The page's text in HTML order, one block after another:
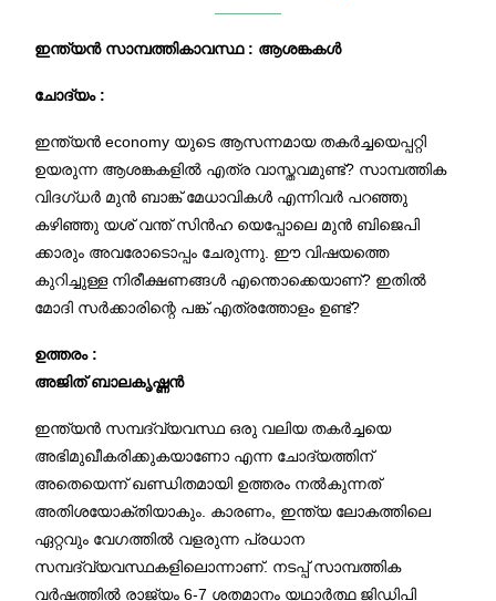
ഇന്ത്യന്‍ സാമ്പത്തികാവസ്ഥ : ആശങ്കകള്‍
ചോദ്യം :
ഇന്ത്യൻ economy യുടെ ആസന്നമായ തകർച്ചയെപ്പറ്റി
ഉയരുന്ന ആശങ്കകളിൽ എത്ര വാസ്തവമുണ്ട്? സാമ്പത്തിക
വിദഗ്ധർ മുൻ ബാങ്ക് മേധാവികൾ എന്നിവർ പറഞ്ഞു
കഴിഞ്ഞു യശ് വന്ത് സിൻഹ യെപ്പോലെ മുൻ ബിജെപി
ക്കാരും അവരോടൊപ്പം ചേരുന്നു. ഈ വിഷയത്തെ
കുറിച്ചുള്ള നിരീക്ഷണങ്ങൾ എന്തൊക്കെയാണ്? ഇതിൽ
മോദി സർക്കാരിന്റെ പങ്ക് എത്രത്തോളം ഉണ്ട്?
ഉത്തരം :
അജിത് ബാലകൃഷ്ണൻ
ഇന്ത്യൻ സമ്പദ്‌വ്യവസ്ഥ ഒരു വലിയ തകർച്ചയെ
അഭിമുഖീകരിക്കുകയാണോ എന്ന ചോദ്യത്തിന്
അതെയെന്ന് ഖണ്ഡിതമായി ഉത്തരം നൽകുന്നത്
അതിശയോക്തിയാകും. കാരണം, ഇന്ത്യ ലോകത്തിലെ
ഏറ്റവും വേഗത്തിൽ വളരുന്ന പ്രധാന
സമ്പദ്‌വ്യവസ്ഥകളിലൊന്നാണ്. നടപ്പ് സാമ്പത്തിക
വർഷത്തിൽ രാജ്യം 6-7 ശതമാനം യഥാർത്ഥ ജിഡിപി